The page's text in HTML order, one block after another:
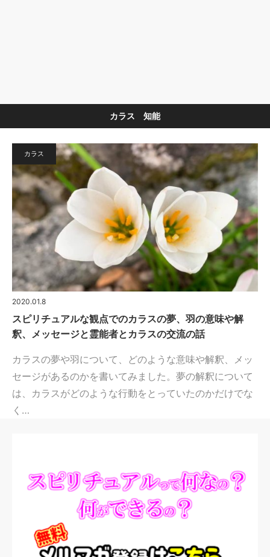
カラス 知能
カラス
2020.01.8
スピリチュアルな観点でのカラスの夢、羽の意味や解
釈、メッセージと霊能者とカラスの交流の話
カラスの夢や羽について、どのような意味や解釈、メッ
セージがあるのかを書いてみました。夢の解釈について
は、カラスがどのような行動をとっていたのかだけでな
く…